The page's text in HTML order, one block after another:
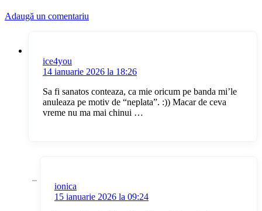
Adaugă un comentariu
ice4you
14 ianuarie 2026 la 18:26
Sa fi sanatos conteaza, ca mie oricum pe banda mi’le
anuleaza pe motiv de “neplata”. :)) Macar de ceva
vreme nu ma mai chinui …
ionica
15 ianuarie 2026 la 09:24